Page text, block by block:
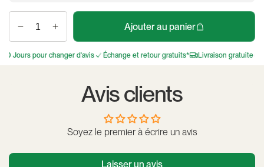
Ajouter au panier
Jours pour changer d'avis Échange et retour gratuits* Livraison gratuite dès
Avis clients
Soyez le premier à écrire un avis
Laisser un avis